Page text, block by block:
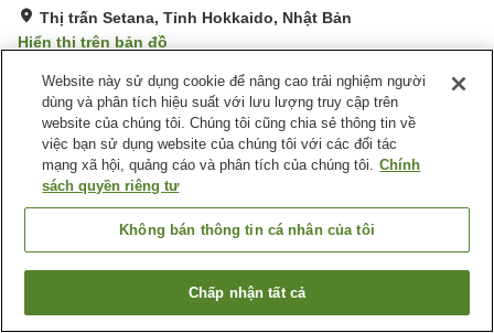
Thị trấn Setana, Tỉnh Hokkaido, Nhật Bản
Hiển thị trên bản đồ
Rất tốt Đánh giá:87lượt
Tiện nghi chỗ nghỉ
Bãi đỗ xe
Nhà hàng
Máy bán hàng tự động
Trang chủ Nhật Bản Tỉnh Hokkaido
Thị trấn Setana
Awabi Sanso
Tìm phòng trống
Website này sử dụng cookie để nâng cao trải nghiệm người
dùng và phân tích hiệu suất với lưu lượng truy cập trên
website của chúng tôi. Chúng tôi cũng chia sẻ thông tin về
việc bạn sử dụng website của chúng tôi với các đối tác
mạng xã hội, quảng cáo và phân tích của chúng tôi. Chính
sách quyền riêng tư
Không bán thông tin cá nhân của tôi
Chấp nhận tất cả